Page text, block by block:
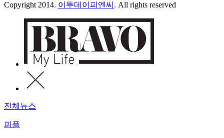
Copyright 2014. 이투데이피엔씨 . All rights reserved
전체뉴스
피플